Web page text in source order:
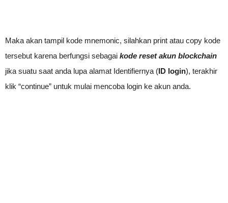
Maka akan tampil kode mnemonic, silahkan print atau copy kode
tersebut karena berfungsi sebagai kode reset akun blockchain
jika suatu saat anda lupa alamat Identifiernya (ID login), terakhir
klik “continue” untuk mulai mencoba login ke akun anda.